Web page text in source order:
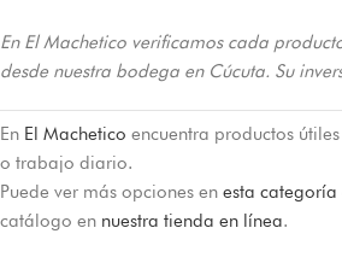
En El Machetico verificamos cada
desde nuestra bodega en Cúcuta. Su
En El Machetico encuentra productos
o trabajo diario.
Puede ver más opciones en esta categoría
catálogo en nuestra tienda en línea.